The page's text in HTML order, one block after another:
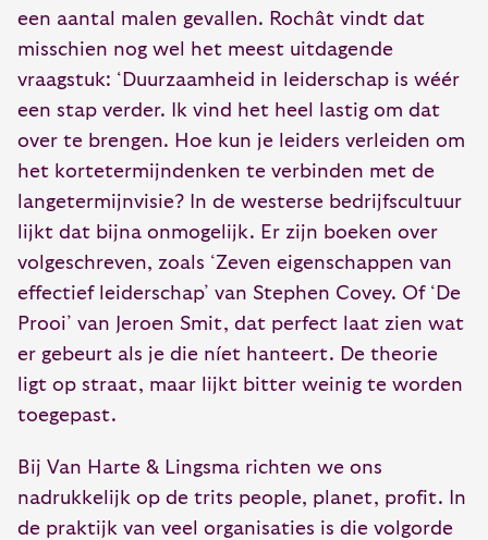
een aantal malen gevallen. Rochât vindt dat
misschien nog wel het meest uitdagende
vraagstuk: ‘Duurzaamheid in leiderschap is wéér
een stap verder. Ik vind het heel lastig om dat
over te brengen. Hoe kun je leiders verleiden om
het kortetermijndenken te verbinden met de
langetermijnvisie? In de westerse bedrijfscultuur
lijkt dat bijna onmogelijk. Er zijn boeken over
volgeschreven, zoals ‘Zeven eigenschappen van
effectief leiderschap’ van Stephen Covey. Of ‘De
Prooi’ van Jeroen Smit, dat perfect laat zien wat
er gebeurt als je die níet hanteert. De theorie
ligt op straat, maar lijkt bitter weinig te worden
toegepast.
Bij Van Harte & Lingsma richten we ons
nadrukkelijk op de trits people, planet, profit. In
de praktijk van veel organisaties is die volgorde